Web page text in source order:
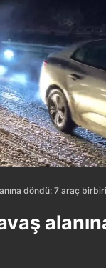
döndü: 7 araç